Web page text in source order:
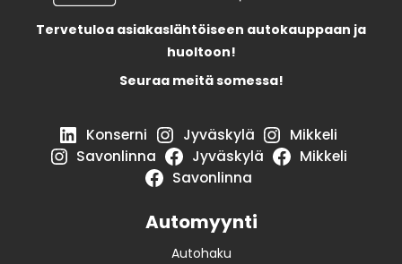
Tervetuloa asiakaslähtöiseen autokauppaan ja
huoltoon!
Seuraa meitä somessa!
Konserni Jyväskylä
Mikkeli
Savonlinna
Jyväskylä
Mikkeli
Savonlinna
Automyynti
Autohaku